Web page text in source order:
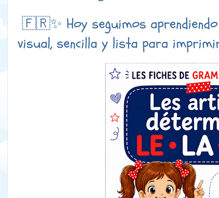
🇫🇷✨ Hoy seguimos
visual, sencilla y lista para